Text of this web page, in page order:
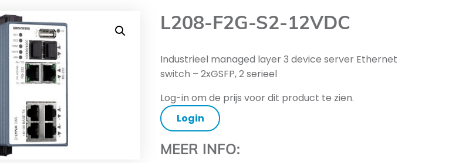
L208-F2G-S2-12VDC
Industrieel managed layer 3 device server Ethernet
switch – 2xGSFP, 2 serieel
Log-in om de prijs voor dit product te zien.
Login
MEER INFO: